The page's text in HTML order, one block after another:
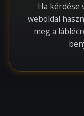
Ha kérdése
weboldal
meg a